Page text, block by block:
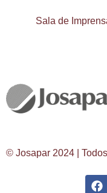
Sala de
© Josapar 2024 |